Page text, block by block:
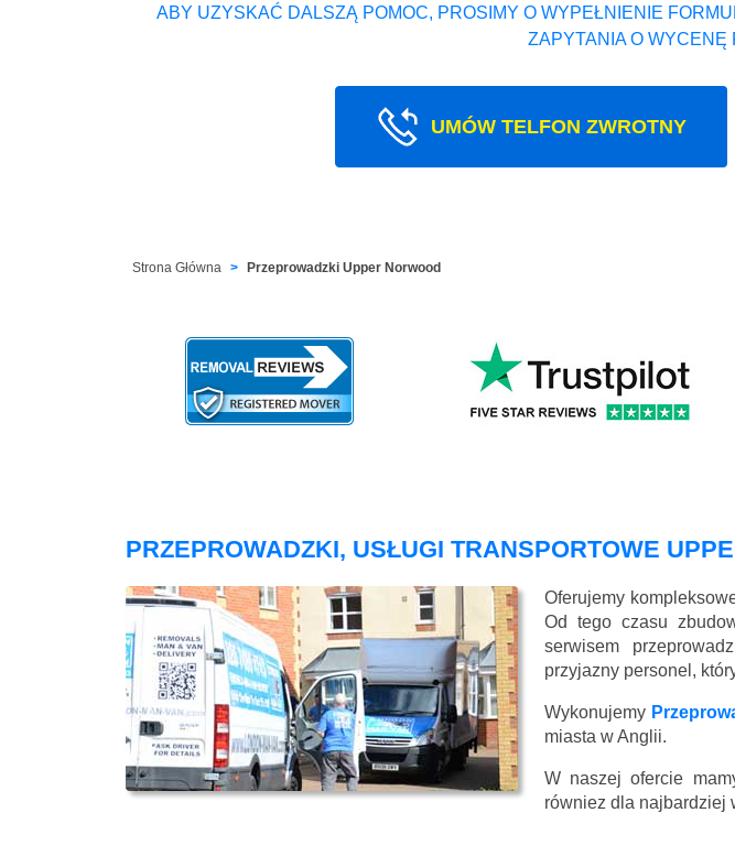
ABY UZYSKAĆ DALSZĄ POMOC, PROSIMY O WYPEŁNIENIE
ZAPYTANIA O WYCENĘ
UMÓW TELFON ZWROTNY
Strona Główna Przeprowadzki Upper Norwood
PRZEPROWADZKI, USŁUGI TRANSPORTOWE
Oferujemy
Od tego czasu
serwisem
przyjazny personel,
Wykonujemy
miasta w Anglii.
W naszej ofercie
równiez dla najbardziej